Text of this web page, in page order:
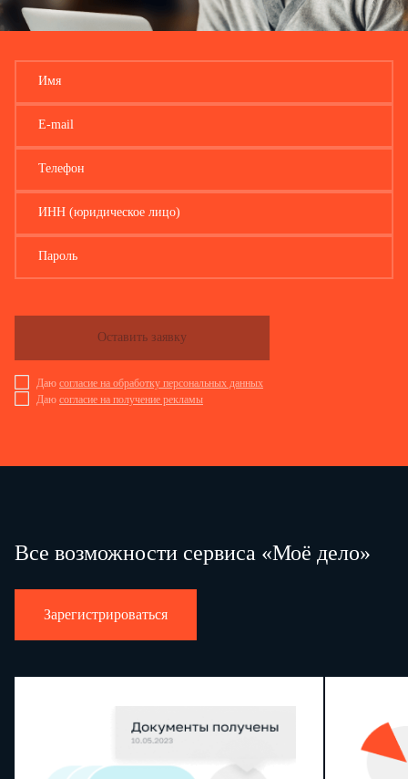
Имя
E-mail
Телефон
ИНН (юридическое лицо)
Пароль
Даю согласие на обработку персональных данных
Даю согласие на получение рекламы
Оставить заявку
Все возможности сервиса «Моё дело»
Зарегистрироваться